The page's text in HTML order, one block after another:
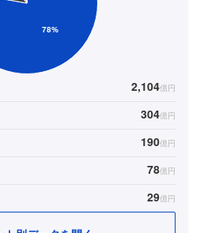
2,104億円
304億円
190億円
78億円
29億円